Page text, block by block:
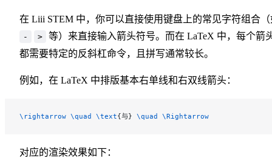
在 Liii STEM 中，你可以直接使用键盘上的常见字符组合（
- >
等）来直接输入箭头符号。而在 LaTeX 中，每个箭
都需要特定的反斜杠命令，且拼写通常较长。
例如，在 LaTeX 中排版基本右单线和右双线箭头：
\rightarrow \quad \text{与} \quad \Rightarrow
对应的渲染效果如下：